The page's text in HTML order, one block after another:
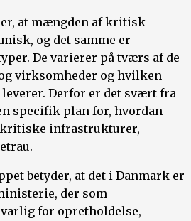
at mængden af kritisk
og det samme er
De varierer på tværs af de
virksomheder og hvilken
Derfor er det svært fra
specifik plan for, hvordan
infrastrukturer,
betyder, at det i Danmark er
der som
for opretholdelse,